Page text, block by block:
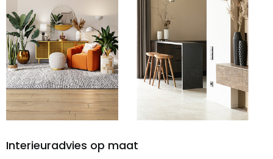
Interieuradvies op maat